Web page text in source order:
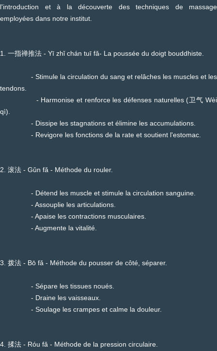
l'introduction et à la découverte des techniques de massage
employées dans notre institut.
1. 一指禅推法 - Yī zhǐ chán tuī fǎ- La poussée du doigt bouddhiste.
- Stimule la circulation du sang et relâches les muscles et les
tendons.
- Harmonise et renforce les défenses naturelles (卫气 Wèi
qì).
- Dissipe les stagnations et élimine les accumulations.
- Revigore les fonctions de la rate et soutient l'estomac.
2. 滚法 - Gǔn fǎ - Méthode du rouler.
- Détend les muscle et stimule la circulation sanguine.
- Assouplie les articulations.
- Apaise les contractions musculaires.
- Augmente la vitalité.
3. 拨法 - Bō fǎ - Méthode du pousser de côté, séparer.
- Sépare les tissues noués.
- Draine les vaisseaux.
- Soulage les crampes et calme la douleur.
4. 揉法 - Róu fǎ - Méthode de la pression circulaire.